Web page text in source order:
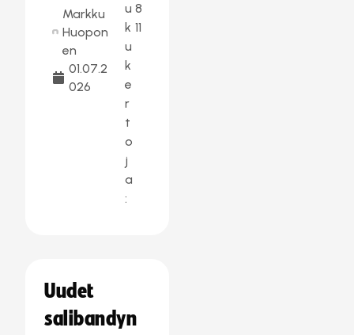
Markku
Huopon
en
01.07.2
026
u
k
u
k
e
r
t
o
j
a
:
8
11
Uudet
salibandyn